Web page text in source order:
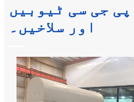
جی سی ٹیوبیں
اور سلاخیں۔